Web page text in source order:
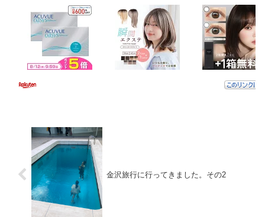
金沢旅行に行ってきました。その2